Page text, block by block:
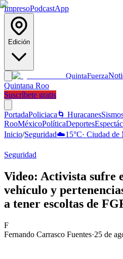
ImpresoPodcastApp
Edición
QuintaFuerza
Quintana Roo
Suscríbete gratis
PortadaPoliciaca 🌀 Huracanes
RooMéxicoPolíticaDeportes
Inicio/Seguridad☁️15°C· Ciudad de
Seguridad
Video: Activista sufre
vehículo y
a tener escoltas de
F
Fernando Carrasco Fuentes·25 de